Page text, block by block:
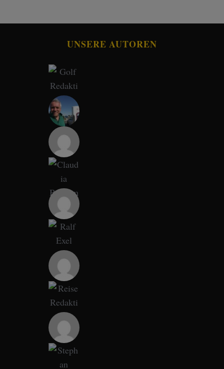
UNSERE AUTOREN